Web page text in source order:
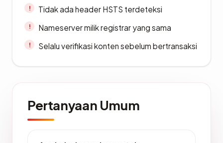
Tidak ada header HSTS terdeteksi
Nameserver milik registrar yang sama
Selalu verifikasi konten sebelum bertransaksi
Pertanyaan Umum